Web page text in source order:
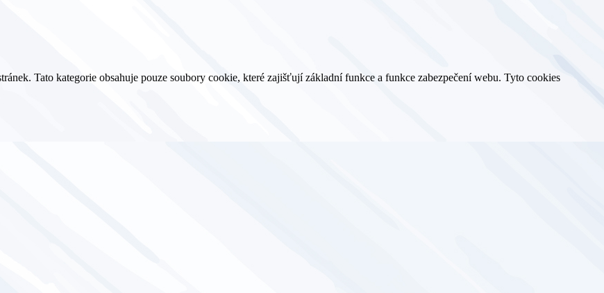
Tato kategorie obsahuje pouze soubory cookie, které zajišťují základní funkce a funkce zabezpečení webu. Tyto cookies